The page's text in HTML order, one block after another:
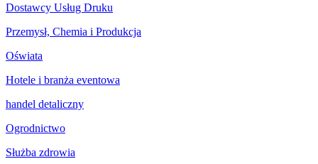
Dostawcy Usług Druku
Przemysł, Chemia i Produkcja
Oświata
Hotele i branża eventowa
handel detaliczny
Ogrodnictwo
Służba zdrowia